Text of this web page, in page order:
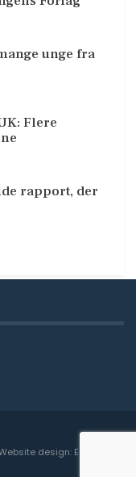
unge fra
Flere
rapport, der
design: Engedal